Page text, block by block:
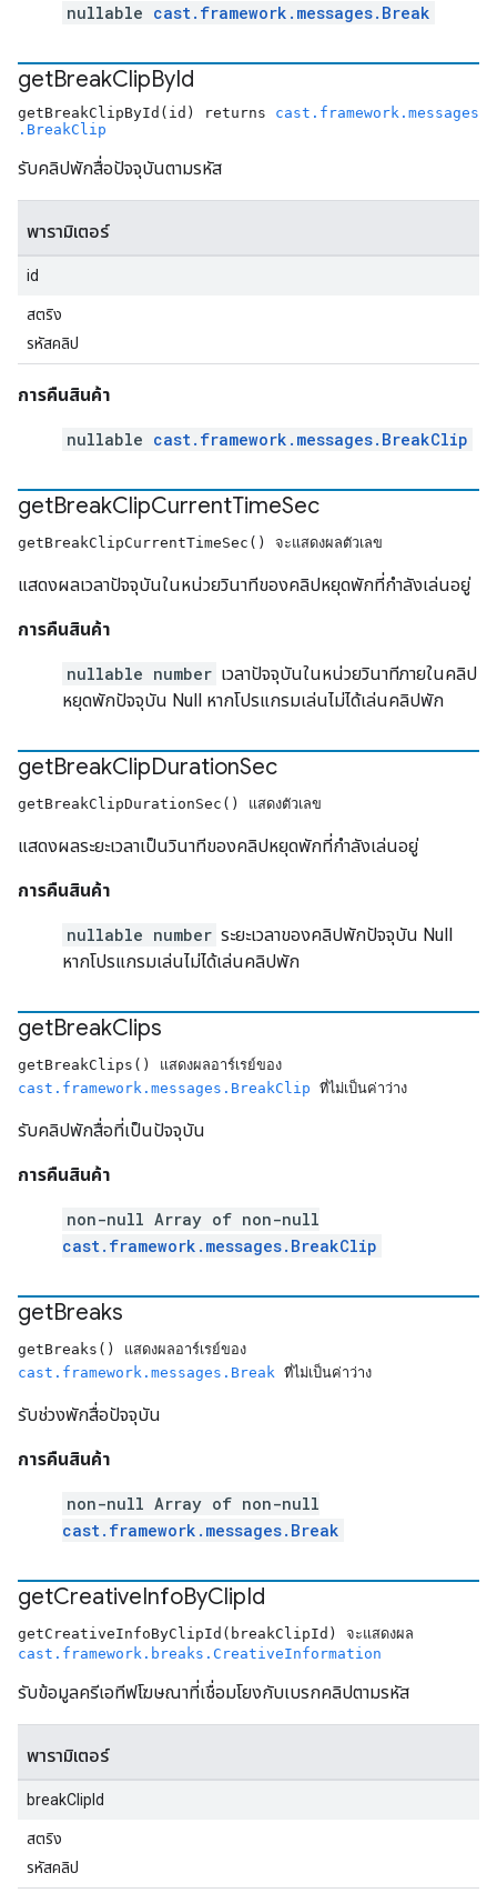
nullable cast.framework.messages.Break
getBreakClipById
getBreakClipById(id) returns cast.framework.messages
.BreakClip
รับคลิปพักสื่อปัจจุบันตามรหัส
พารามิเตอร์
id
สตริง
รหัสคลิป
การคืนสินค้า
nullable cast.framework.messages.BreakClip
getBreakClipCurrentTimeSec
getBreakClipCurrentTimeSec() จะแสดงผลตัวเลข
แสดงผลเวลาปัจจุบันในหน่วยวินาทีของคลิปหยุดพักที่กำลังเล่นอยู่
การคืนสินค้า
nullable number เวลาปัจจุบันในหน่วยวินาทีภายในคลิป
หยุดพักปัจจุบัน Null หากโปรแกรมเล่นไม่ได้เล่นคลิปพัก
getBreakClipDurationSec
getBreakClipDurationSec() แสดงตัวเลข
แสดงผลระยะเวลาเป็นวินาทีของคลิปหยุดพักที่กำลังเล่นอยู่
การคืนสินค้า
nullable number ระยะเวลาของคลิปพักปัจจุบัน Null
หากโปรแกรมเล่นไม่ได้เล่นคลิปพัก
getBreakClips
getBreakClips() แสดงผลอาร์เรย์ของ
cast.framework.messages.BreakClip ที่ไม่เป็นค่าว่าง
รับคลิปพักสื่อที่เป็นปัจจุบัน
การคืนสินค้า
non-null Array of non-null
cast.framework.messages.BreakClip
getBreaks
getBreaks() แสดงผลอาร์เรย์ของ
cast.framework.messages.Break ที่ไม่เป็นค่าว่าง
รับช่วงพักสื่อปัจจุบัน
การคืนสินค้า
non-null Array of non-null
cast.framework.messages.Break
getCreativeInfoByClipId
getCreativeInfoByClipId(breakClipId) จะแสดงผล
cast.framework.breaks.CreativeInformation
รับข้อมูลครีเอทีฟโฆษณาที่เชื่อมโยงกับเบรกคลิปตามรหัส
พารามิเตอร์
breakClipId
สตริง
รหัสคลิป